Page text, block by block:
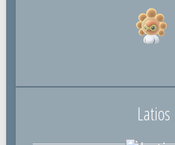
Latios